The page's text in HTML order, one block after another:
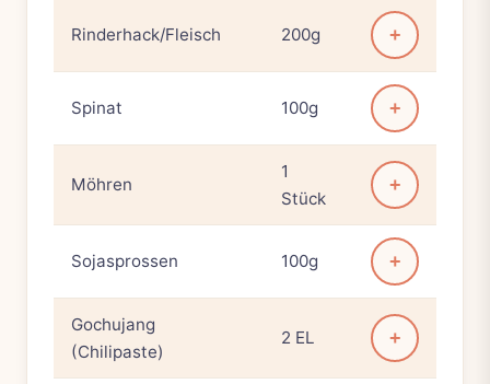
Rinderhack/Fleisch 200g +
Spinat 100g +
Möhren
1
Stück
+
Sojasprossen 100g +
Gochujang
(Chilipaste)
2 EL +